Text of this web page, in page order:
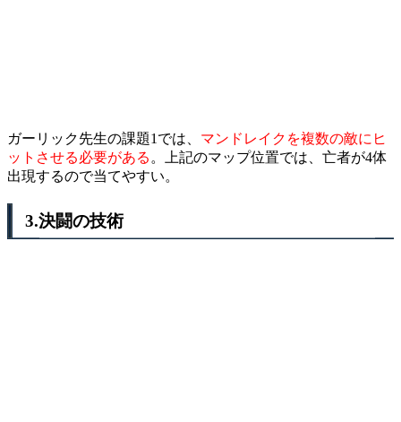
ガーリック先生の課題1では、 マンドレイクを複数の敵にヒ
ットさせる必要がある 。上記のマップ位置では、亡者が4体
出現するので当てやすい。
3.決闘の技術